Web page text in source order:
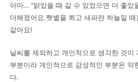
아마… “맑았을 때 갈 수 있었으면 더 좋았
더해졌어요.햇볕을 쬐고 새파란 하늘일
같아요!
날씨를 제외하고 개인적으로 생각한 것이
부분이라 개인적으로 감성적인 부분은 약
다.